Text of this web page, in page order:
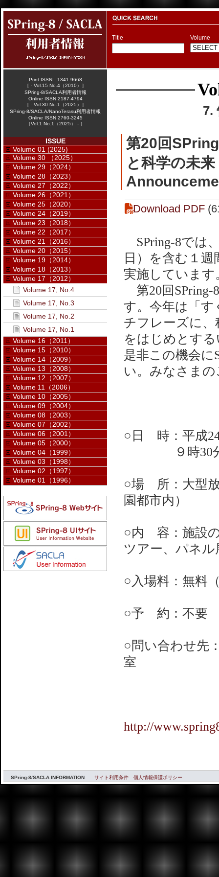
Title Volume
7.
第20回
と科学の未来
Download PDF
SPring-8では
日）を含む１
実施しています
第20回SPring-
す。今年は「
チフレーズに、
をはじめとす
是非この機会に
い。みなさま
○日 時：平成
９時30分〜
○場 所：大型放
園都市内）
○内 容：施設の
ツアー、パネル
○入場料：無料
○予 約：不要
○問い合わせ先
室
http://
Print ISSN 1341-9668
［ - Vol.15 No.4（2010）］
SPring-8/SACLA利用者情報
Online ISSN 2187-4794
［ - Vol.30 No.1（2025）］
SPring-8/SACLA/NanoTerasu利用者情報
Online ISSN 2760-3245
［Vol.1 No.1（2025） - ］
ISSUE
Volume 01 (2025)
Volume 30 （2025）
Volume 29（2024）
Volume 28（2023）
Volume 27（2022）
Volume 26（2021）
Volume 25（2020）
Volume 24（2019）
Volume 23（2018）
Volume 22（2017）
Volume 21（2016）
Volume 20（2015）
Volume 19（2014）
Volume 18（2013）
Volume 17（2012）
Volume 17, No.4
Volume 17, No.3
Volume 17, No.2
Volume 17, No.1
Volume 16（2011）
Volume 15（2010）
Volume 14（2009）
Volume 13（2008）
Volume 12（2007）
Volume 11（2006）
Volume 10（2005）
Volume 09（2004）
Volume 08（2003）
Volume 07（2002）
Volume 06（2001）
Volume 05（2000）
Volume 04（1999）
Volume 03（1998）
Volume 02（1997）
Volume 01（1996）
SPring-8/SACLA INFORMATION サイト利用条件 個人情報保護ポリシー